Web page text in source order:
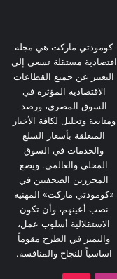
كومودتي ماركت هي مجلة
اقتصادية مستقلة تسعى إلى
التعبير عن جميع القطاعات
الاقتصادية المؤثرة في
السوق المصري، ورصد
ومتابعة وتحليل لكافة الأخبار
المتعلقة بأسعار السلع
والخدمات في السوق
المحلي والعالمي. ويضع
المحررين الصحفيين في
«كومودتي ماركت» المهنية
نصب أعينهم، وأن تكون
الاستقلالية أسلوب عمل،
والتميز في الطرح مقوماً
اساسياً للنجاح والمنافسة.